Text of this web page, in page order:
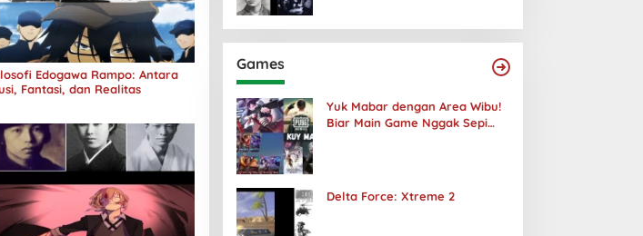
Edogawa Rampo: Antara
Fantasi, dan Realitas
Games
Yuk Mabar dengan Area Wibu!
Biar Main Game Nggak Sepi
Delta Force: Xtreme 2